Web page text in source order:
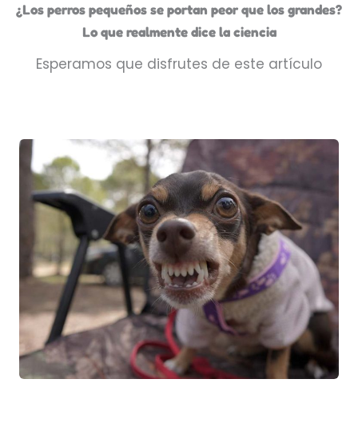
¿Los perros pequeños se portan peor que los grandes?
Lo que realmente dice la ciencia
Esperamos que disfrutes de este artículo